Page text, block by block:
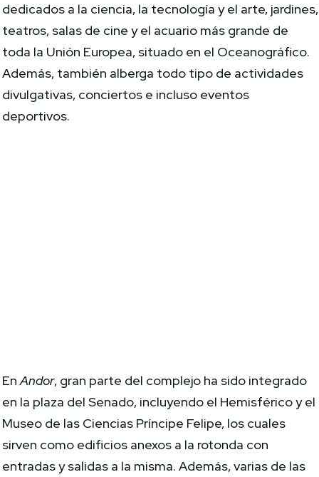
dedicados a la ciencia, la tecnología y el arte, jardines,
teatros, salas de cine y el acuario más grande de
toda la Unión Europea, situado en el Oceanográfico.
Además, también alberga todo tipo de actividades
divulgativas, conciertos e incluso eventos
deportivos.
EnAndor, gran parte del complejo ha sido integrado
en la plaza del Senado, incluyendo el Hemisférico y el
Museo de las Ciencias Príncipe Felipe, los cuales
sirven como edificios anexos a la rotonda con
entradas y salidas a la misma. Además, varias de las